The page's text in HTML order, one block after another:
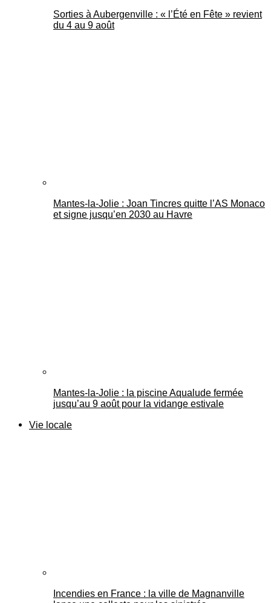
Sorties à Aubergenville : « l’Été en Fête » revient
du 4 au 9 août
Mantes-la-Jolie : Joan Tincres quitte l’AS Monaco
et signe jusqu’en 2030 au Havre
Mantes-la-Jolie : la piscine Aqualude fermée
jusqu’au 9 août pour la vidange estivale
Vie locale
Incendies en France : la ville de Magnanville